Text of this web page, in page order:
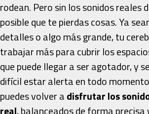
rodean. Pero sin los sonidos reales
posible que te pierdas cosas. Ya
detalles o algo más grande, tu
trabajar más para cubrir los
que puede llegar a ser agotador, y
difícil estar alerta en todo
puedes volver adisfrutar los
real, balanceados de forma precisa